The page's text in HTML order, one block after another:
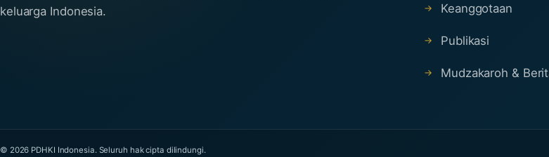
keluarga Indonesia.
Keanggotaan
Publikasi
Mudzakaroh &
© 2026 PDHKI Indonesia. Seluruh hak cipta dilindungi.